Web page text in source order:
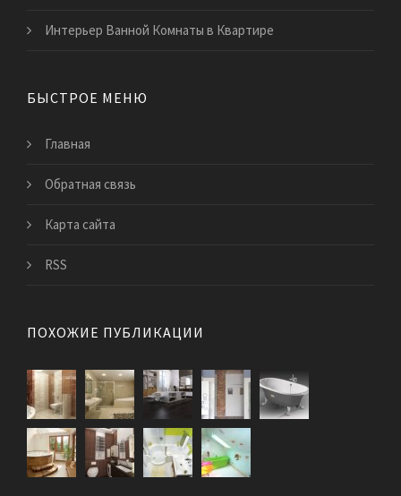
Интерьер Ванной Комнаты в Квартире
БЫСТРОЕ МЕНЮ
Главная
Обратная связь
Карта сайта
RSS
ПОХОЖИЕ ПУБЛИКАЦИИ